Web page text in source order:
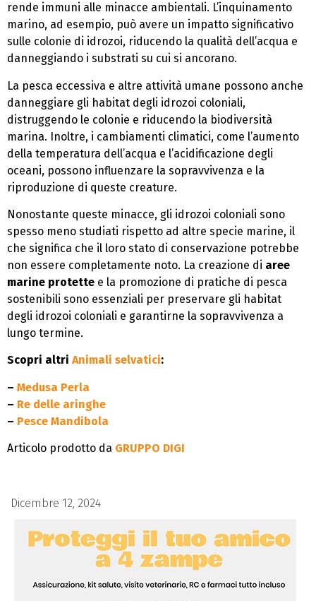
rende immuni alle minacce ambientali. L’inquinamento
marino, ad esempio, può avere un impatto significativo
sulle colonie di idrozoi, riducendo la qualità dell’acqua e
danneggiando i substrati su cui si ancorano.
La pesca eccessiva e altre attività umane possono anche
danneggiare gli habitat degli idrozoi coloniali,
distruggendo le colonie e riducendo la biodiversità
marina. Inoltre, i cambiamenti climatici, come l’aumento
della temperatura dell’acqua e l’acidificazione degli
oceani, possono influenzare la sopravvivenza e la
riproduzione di queste creature.
Nonostante queste minacce, gli idrozoi coloniali sono
spesso meno studiati rispetto ad altre specie marine, il
che significa che il loro stato di conservazione potrebbe
non essere completamente noto. La creazione di aree
marine protette e la promozione di pratiche di pesca
sostenibili sono essenziali per preservare gli habitat
degli idrozoi coloniali e garantirne la sopravvivenza a
lungo termine.
Scopri altri Animali selvatici:
– Medusa Perla
– Re delle aringhe
– Pesce Mandibola
Articolo prodotto da GRUPPO DIGI
Dicembre 12, 2024